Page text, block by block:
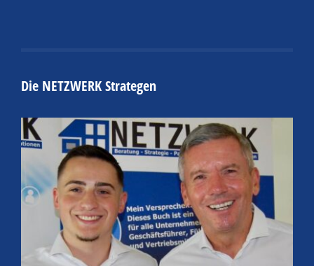
Die NETZWERK Strategen